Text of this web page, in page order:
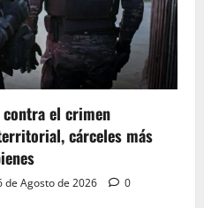
contra el crimen
cárceles más
de Agosto de 2026 0